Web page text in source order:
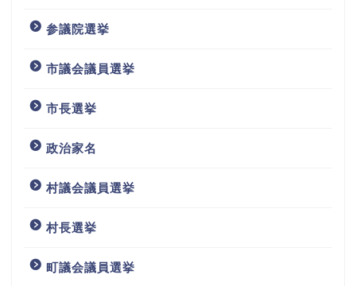
参議院選挙
市議会議員選挙
市長選挙
政治家名
村議会議員選挙
村長選挙
町議会議員選挙